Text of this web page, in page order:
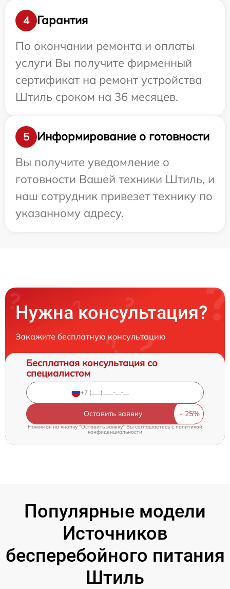
4
Гарантия
По окончании ремонта и оплаты
услуги Вы получите фирменный
сертификат на ремонт устройства
Штиль сроком на 36 месяцев.
5
Информирование о готовности
Вы получите уведомление о
готовности Вашей техники Штиль, и
наш сотрудник привезет технику по
указанному адресу.
Нужна консультация?
Закажите бесплатную консультацию
Бесплатная консультация со
специалистом
Оставить заявку
Нажимая на кнопку "Оставить заявку" Вы соглашаетесь cполитикой
конфиденциальности
Популярные модели
Источников
бесперебойного питания
Штиль